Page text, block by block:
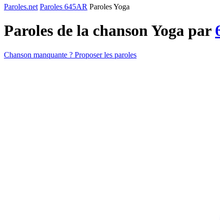
Paroles.net Paroles 645AR Paroles Yoga
Paroles de la chanson Yoga par
Chanson manquante ? Proposer les paroles